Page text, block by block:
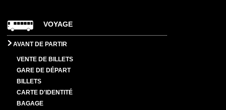
VOYAGE
AVANT DE PARTIR
VENTE DE BILLETS
GARE DE DÉPART
BILLETS
CARTE D'IDENTITÉ
BAGAGE